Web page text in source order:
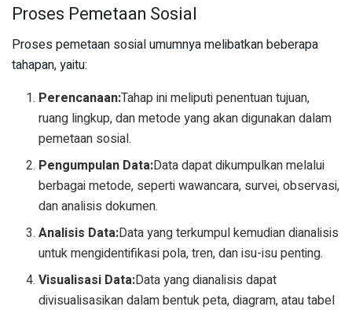
Proses Pemetaan Sosial
Proses pemetaan sosial umumnya melibatkan beberapa
tahapan, yaitu:
Perencanaan:Tahap ini meliputi penentuan tujuan,
ruang lingkup, dan metode yang akan digunakan dalam
pemetaan sosial.
Pengumpulan Data:Data dapat dikumpulkan melalui
berbagai metode, seperti wawancara, survei, observasi,
dan analisis dokumen.
Analisis Data:Data yang terkumpul kemudian dianalisis
untuk mengidentifikasi pola, tren, dan isu-isu penting.
Visualisasi Data:Data yang dianalisis dapat
divisualisasikan dalam bentuk peta, diagram, atau tabel